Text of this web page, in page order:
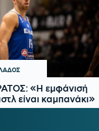
«Η εμφάνισή
είναι καμπανάκι»